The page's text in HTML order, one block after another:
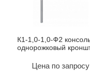
К1-1,0-1,0-Ф2
однорожковый
Цена по запросу